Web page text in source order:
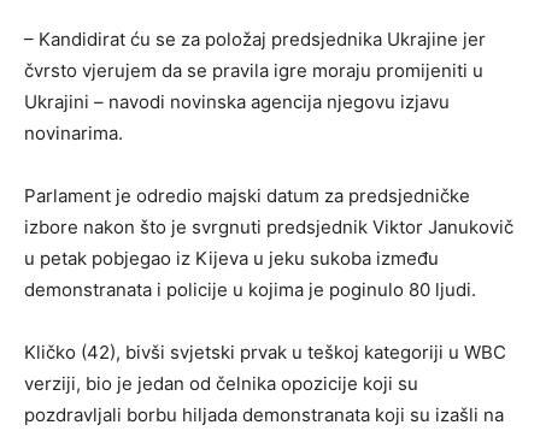
– Kandidirat ću se za položaj predsjednika Ukrajine jer
čvrsto vjerujem da se pravila igre moraju promijeniti u
Ukrajini – navodi novinska agencija njegovu izjavu
novinarima.
Parlament je odredio majski datum za predsjedničke
izbore nakon što je svrgnuti predsjednik Viktor Janukovič
u petak pobjegao iz Kijeva u jeku sukoba između
demonstranata i policije u kojima je poginulo 80 ljudi.
Kličko (42), bivši svjetski prvak u teškoj kategoriji u WBC
verziji, bio je jedan od čelnika opozicije koji su
pozdravljali borbu hiljada demonstranata koji su izašli na